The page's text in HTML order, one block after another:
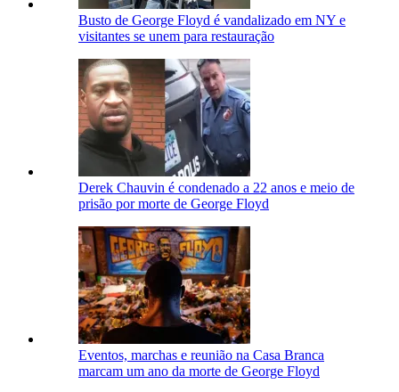
Busto de George Floyd é vandalizado em NY e
visitantes se unem para restauração
Derek Chauvin é condenado a 22 anos e meio de
prisão por morte de George Floyd
Eventos, marchas e reunião na Casa Branca
marcam um ano da morte de George Floyd